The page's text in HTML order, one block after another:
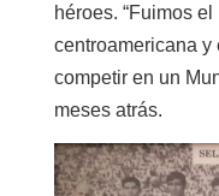
héroes. “Fuimos
centroamericana y
competir en un
meses atrás.